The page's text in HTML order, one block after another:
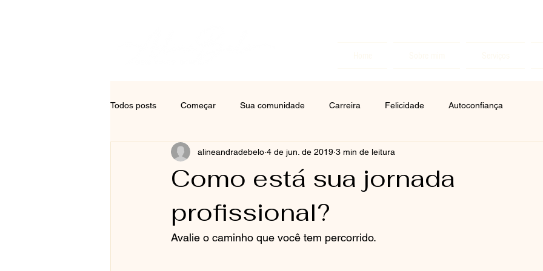
Todos posts Começar Sua comunidade Carreira Felicidade Autoconfiança
Como está sua jornada
profissional?
alineandradebelo 4 de jun. de 2019 3 min de leitura
Avalie o caminho que você tem percorrido.